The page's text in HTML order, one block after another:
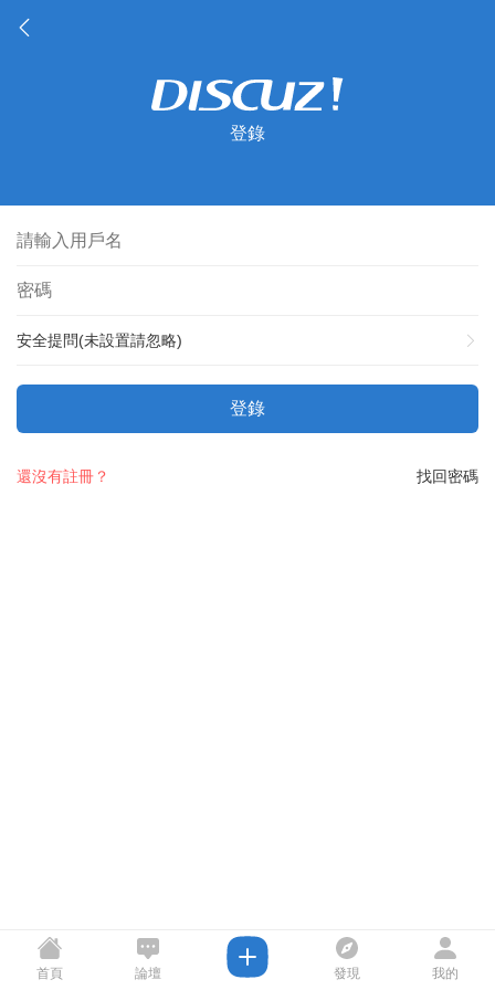
登錄
安全提問(未設置請忽略)
登錄
找回密碼
還沒有註冊？
首頁 論壇 發現 我的